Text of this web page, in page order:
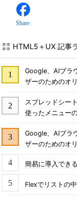
Share
HTML5＋UX 記事
Google、AIブラ
ザーのためのオ
スプレッドシー
使ったメニュー
Google、AIブラ
ザーのためのオ
簡易に導入でき
Flexでリストの